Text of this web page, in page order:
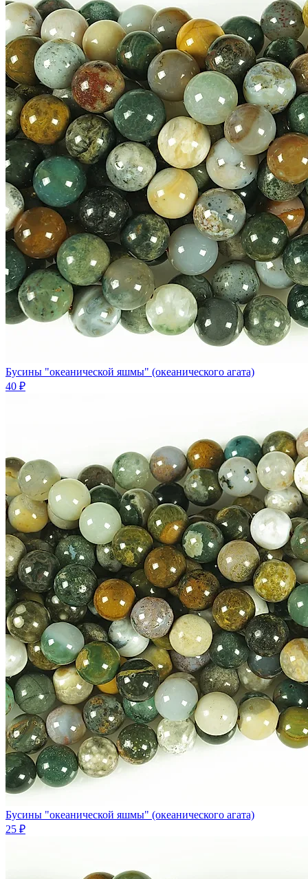
Бусины "океанической яшмы" (океанического агата)
40 ₽
Бусины "океанической яшмы" (океанического агата)
25 ₽